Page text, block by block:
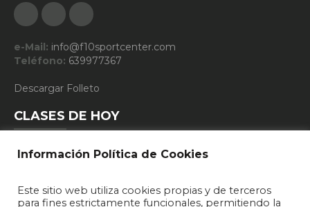
FacebookGoogle Plus
e-Mail: info@f10sportcenter.com
Teléfono: 639977367
Descargar Folleto
CLASES DE HOY
19:15 - DEFENSA PERSONAL
Información Política de Cookies
Este sitio web utiliza cookies propias y de terceros
para fines estrictamente funcionales, permitiendo la